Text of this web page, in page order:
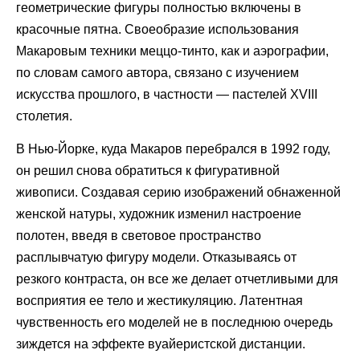
геометрические фигуры полностью включены в
красочные пятна. Своеобразие использования
Макаровым техники меццо-тинто, как и аэрографии,
по словам самого автора, связано с изучением
искусства прошлого, в частности — пастелей XVIII
столетия.
В Нью-Йорке, куда Макаров перебрался в 1992 году,
он решил снова обратиться к фигуративной
живописи. Создавая серию изображений обнаженной
женской натуры, художник изменил настроение
полотен, введя в световое пространство
расплывчатую фигуру модели. Отказываясь от
резкого контраста, он все же делает отчетливыми для
восприятия ее тело и жестикуляцию. Латентная
чувственность его моделей не в последнюю очередь
зиждется на эффекте вуайеристской дистанции.